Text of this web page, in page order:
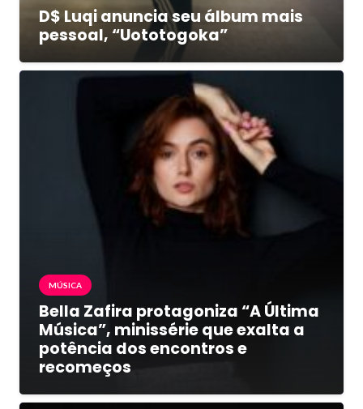
D$ Luqi anuncia seu álbum mais
pessoal, “Uototogoka”
MÚSICA
Bella Zafira protagoniza “A Última
Música”, minissérie que exalta a
potência dos encontros e
recomeços